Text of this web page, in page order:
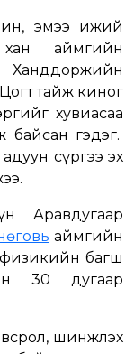
эмээ ижий
аймгийн
Ханддоржийн
тайж киног
хувиасаа
байсан гэдэг.
сүргээ эх
Аравдугаар
аймгийн
физикийн багш
30 дугаар
шинжлэх